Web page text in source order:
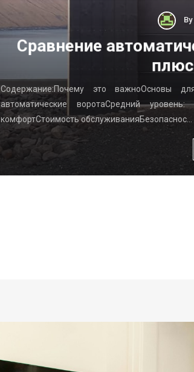
By
Сравнение
Содержание:Почему это важноОсновы
автоматические воротаСредний
комфортСтоимость обслуживанияБезопаснос…